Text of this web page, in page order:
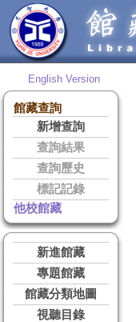
English Version
館藏查詢
新增查詢
查詢結果
查詢歷史
標記記錄
他校館藏
新進館藏
專題館藏
館藏分類地圖
視聽目錄